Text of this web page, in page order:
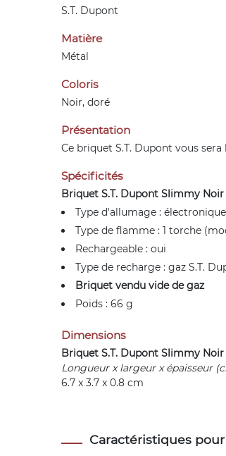
S.T. Dupont
Matière
Métal
Coloris
Noir, doré
Présentation
Ce briquet S.T. Dupont vous
Spécificités
Briquet S.T. Dupont Slimmy
Type d'allumage : électronique
Type de flamme : 1 torche
Rechargeable : oui
Type de recharge : gaz S.T.
Briquet vendu vide de gaz
Poids : 66 g
Dimensions
Briquet S.T. Dupont Slimmy
Longueur x largeur x épaisseur
6.7 x 3.7 x 0.8 cm
Caractéristiques